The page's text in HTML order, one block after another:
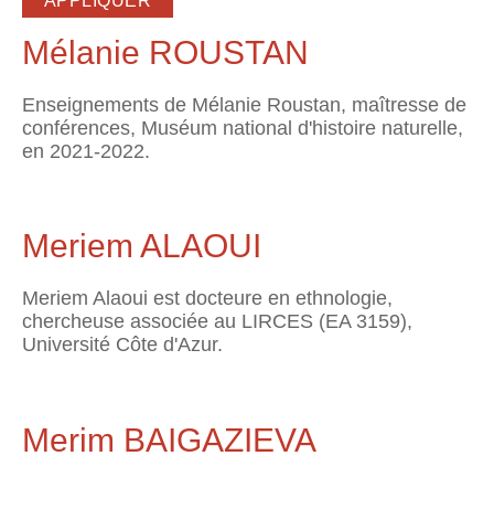
Mélanie ROUSTAN
Enseignements de Mélanie Roustan, maîtresse de
conférences, Muséum national d'histoire naturelle,
en 2021-2022.
Meriem ALAOUI
Meriem Alaoui est docteure en ethnologie,
chercheuse associée au LIRCES (EA 3159),
Université Côte d'Azur.
Merim BAIGAZIEVA